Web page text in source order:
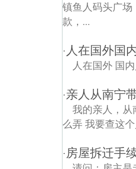
镇鱼人码头广场
款，...
· 人在国外国
人在国外 国
·亲人从南宁
我的亲人，从
么弄 我要查这
· 房屋拆迁手